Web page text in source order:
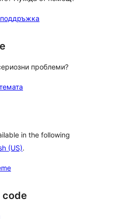
проблеми?
in the following
(US).
code